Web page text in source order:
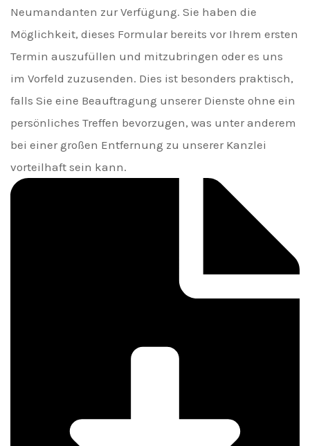
Neumandanten zur Verfügung. Sie haben die
Möglichkeit, dieses Formular bereits vor Ihrem ersten
Termin auszufüllen und mitzubringen oder es uns
im Vorfeld zuzusenden. Dies ist besonders praktisch,
falls Sie eine Beauftragung unserer Dienste ohne ein
persönliches Treffen bevorzugen, was unter anderem
bei einer großen Entfernung zu unserer Kanzlei
vorteilhaft sein kann.